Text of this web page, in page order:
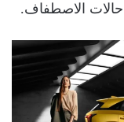
حالات الاصطفاف.